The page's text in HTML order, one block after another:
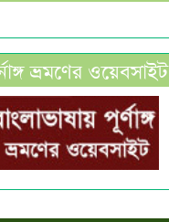
ভ্রমণের ওয়েবসাইট